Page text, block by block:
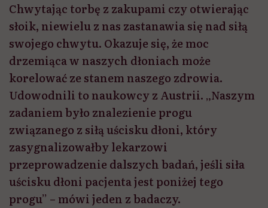
Chwytając torbę z zakupami czy otwierając
słoik, niewielu z nas zastanawia się nad siłą
swojego chwytu. Okazuje się, że moc
drzemiąca w naszych dłoniach może
korelować ze stanem naszego zdrowia.
Udowodnili to naukowcy z Austrii. „Naszym
zadaniem było znalezienie progu
związanego z siłą uścisku dłoni, który
zasygnalizowałby lekarzowi
przeprowadzenie dalszych badań, jeśli siła
uścisku dłoni pacjenta jest poniżej tego
progu” – mówi jeden z badaczy.